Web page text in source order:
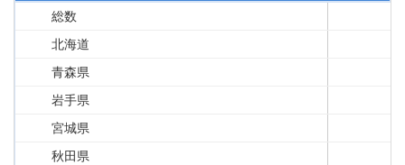
総数
北海道
青森県
岩手県
宮城県
秋田県